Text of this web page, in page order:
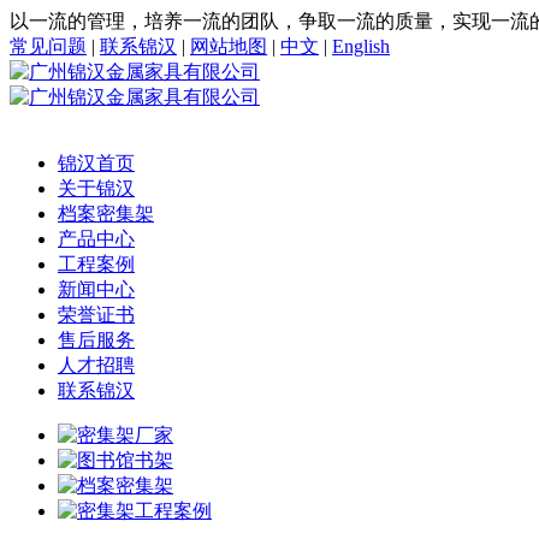
以一流的管理，培养一流的团队，争取一流的质量，实现一流
常见问题 | 联系锦汉 | 网站地图 | 中文 | English
锦汉首页
关于锦汉
档案密集架
产品中心
工程案例
新闻中心
荣誉证书
售后服务
人才招聘
联系锦汉